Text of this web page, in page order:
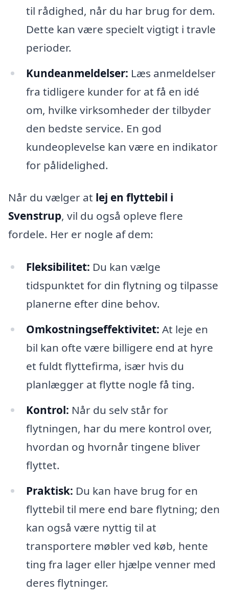
til rådighed, når du har brug for dem.
Dette kan være specielt vigtigt i travle
perioder.
Kundeanmeldelser: Læs anmeldelser
fra tidligere kunder for at få en idé
om, hvilke virksomheder der tilbyder
den bedste service. En god
kundeoplevelse kan være en indikator
for pålidelighed.
Når du vælger at lej en flyttebil i
Svenstrup, vil du også opleve flere
fordele. Her er nogle af dem:
Fleksibilitet: Du kan vælge
tidspunktet for din flytning og tilpasse
planerne efter dine behov.
Omkostningseffektivitet: At leje en
bil kan ofte være billigere end at hyre
et fuldt flyttefirma, især hvis du
planlægger at flytte nogle få ting.
Kontrol: Når du selv står for
flytningen, har du mere kontrol over,
hvordan og hvornår tingene bliver
flyttet.
Praktisk: Du kan have brug for en
flyttebil til mere end bare flytning; den
kan også være nyttig til at
transportere møbler ved køb, hente
ting fra lager eller hjælpe venner med
deres flytninger.